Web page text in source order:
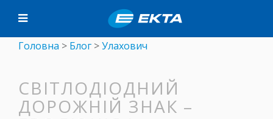
Головна > Блог >Улахович
СВІТЛОДІОДНИЙ
ДОРОЖНІЙ ЗНАК –